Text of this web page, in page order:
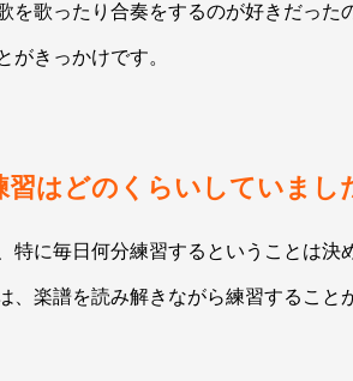
を歌ったり合奏をするのが好きだっ
がきっかけです。
はどのくらいしていま
に毎日何分練習するということは決
楽譜を読み解きながら練習すること